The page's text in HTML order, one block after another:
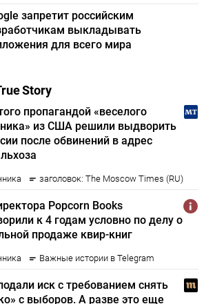
запретит российским
выкладывать
для всего мира